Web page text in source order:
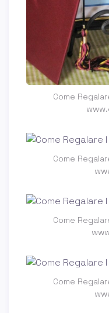
Come
Come
Come
Come